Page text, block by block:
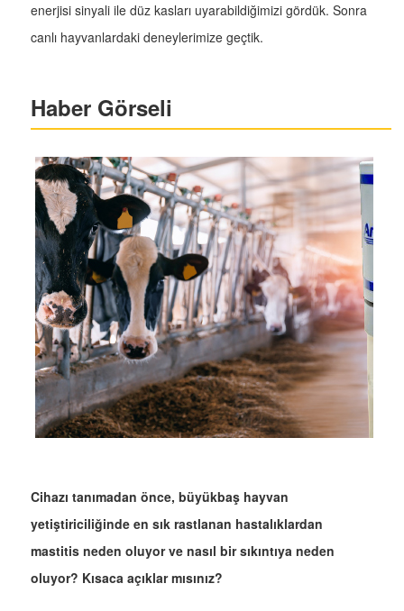
enerjisi sinyali ile düz kasları uyarabildiğimizi gördük. Sonra
canlı hayvanlardaki deneylerimize geçtik.
Haber Görseli
Cihazı tanımadan önce, büyükbaş hayvan
yetiştiriciliğinde en sık rastlanan hastalıklardan
mastitis neden oluyor ve nasıl bir sıkıntıya neden
oluyor? Kısaca açıklar mısınız?